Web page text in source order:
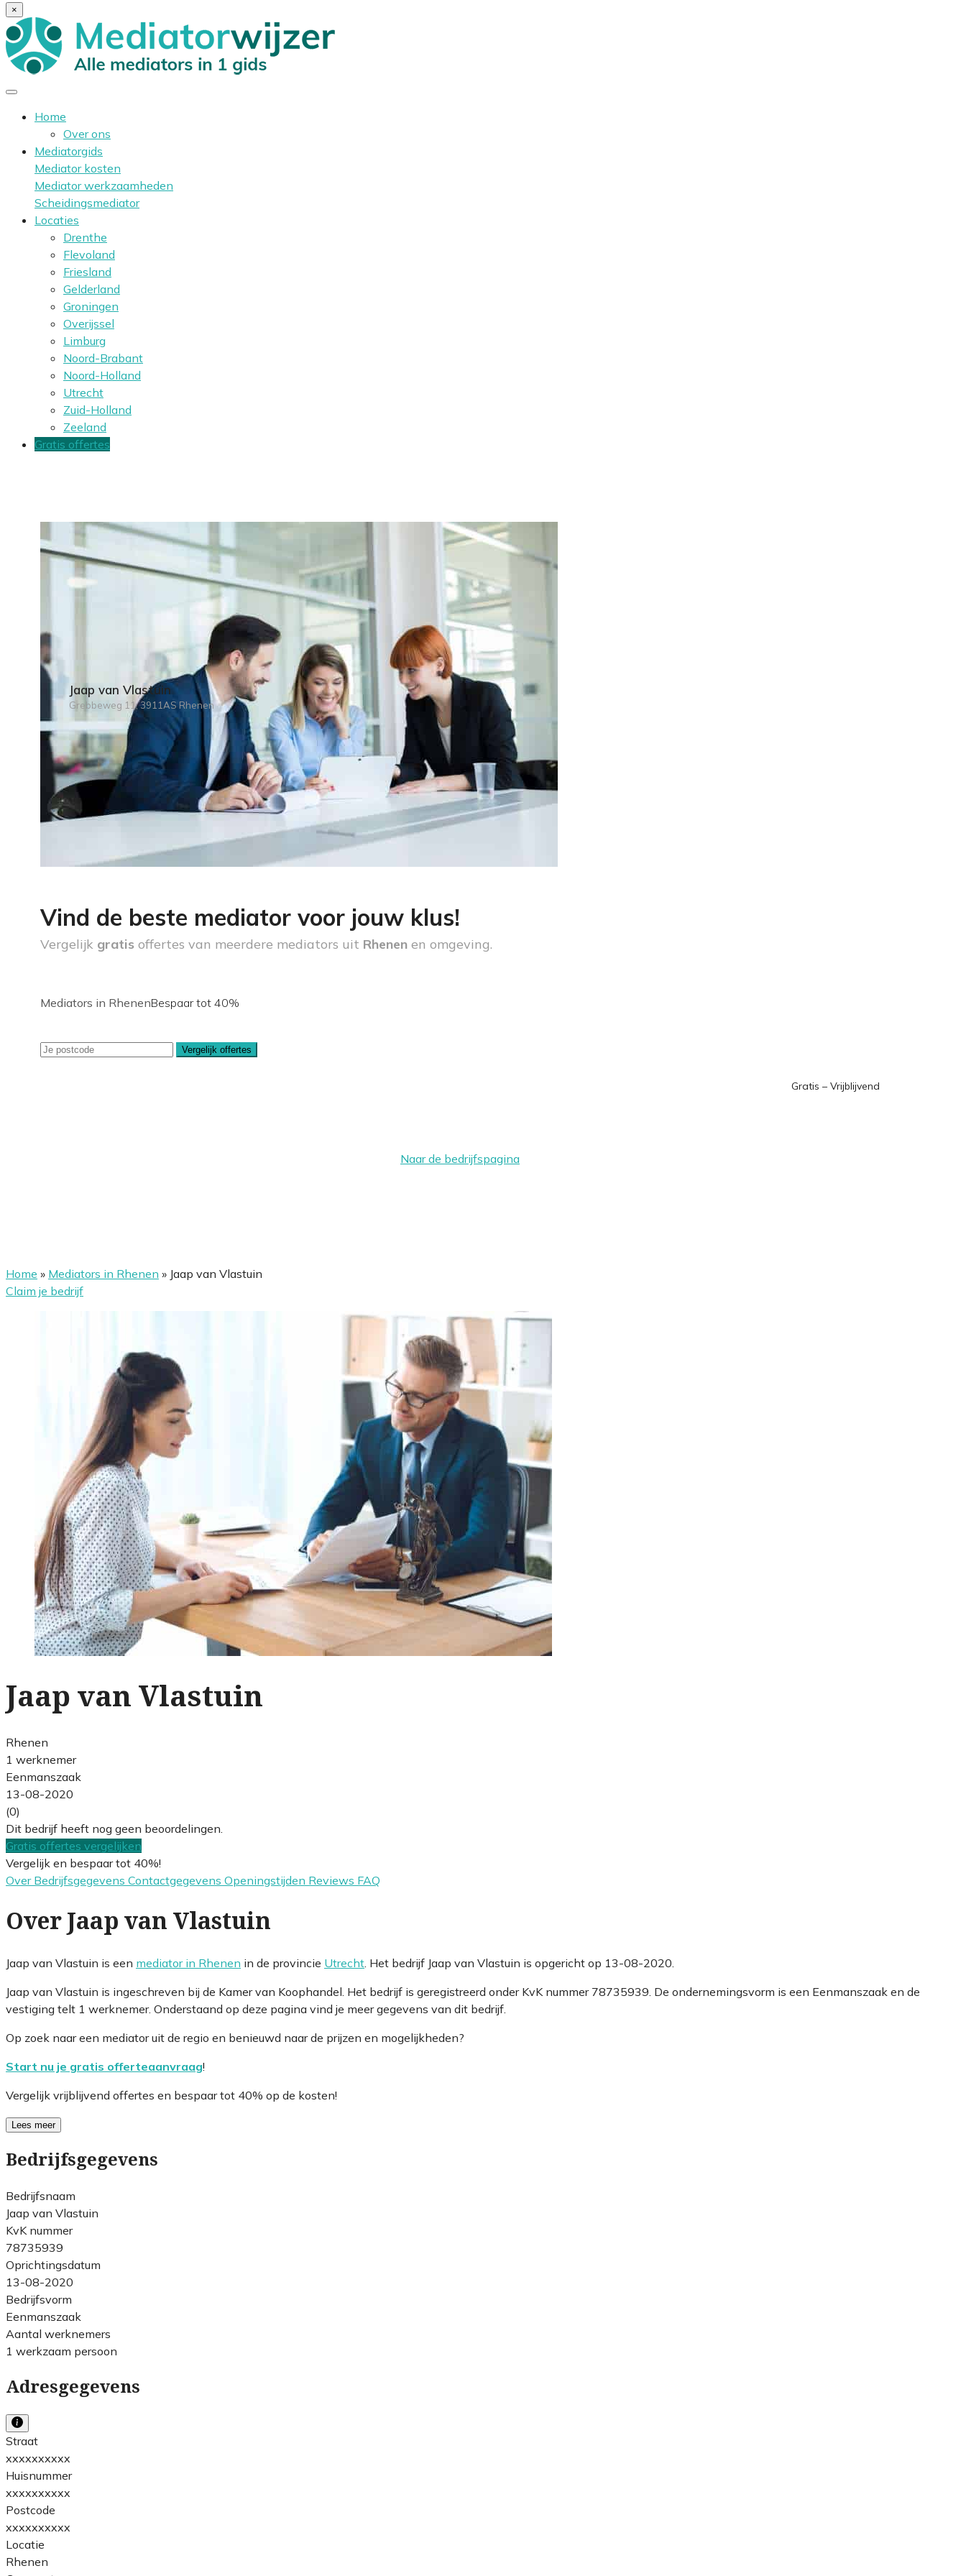
×
Home
Over ons
Mediatorgids
Mediator kosten
Mediator werkzaamheden
Scheidingsmediator
Locaties
Drenthe
Flevoland
Friesland
Gelderland
Groningen
Overijssel
Limburg
Noord-Brabant
Noord-Holland
Utrecht
Zuid-Holland
Zeeland
Gratis offertes
Jaap van Vlastuin
Grebbeweg 11, 3911AS Rhenen
Vind de beste mediator voor jouw klus!
Vergelijk gratis offertes van meerdere mediators uit Rhenen en omgeving.
Mediators in RhenenBespaar tot 40%
Vergelijk offertes
Gratis – Vrijblijvend
Naar de bedrijfspagina
Home » Mediators in Rhenen » Jaap van Vlastuin
Claim je bedrijf
Jaap van Vlastuin
Rhenen
1 werknemer
Eenmanszaak
13-08-2020
(0)
Dit bedrijf heeft nog geen beoordelingen.
Gratis offertes vergelijken
Vergelijk en bespaar tot 40%!
Over Bedrijfsgegevens Contactgegevens Openingstijden Reviews FAQ
Over Jaap van Vlastuin
Jaap van Vlastuin is een mediator in Rhenen in de provincie Utrecht . Het bedrijf Jaap van Vlastuin is opgericht op 13-08-2020.
Jaap van Vlastuin is ingeschreven bij de Kamer van Koophandel. Het bedrijf is geregistreerd onder KvK nummer 78735939. De ondernemingsvorm is een Eenmanszaak en de
vestiging telt 1 werknemer. Onderstaand op deze pagina vind je meer gegevens van dit bedrijf.
Op zoek naar een mediator uit de regio en benieuwd naar de prijzen en mogelijkheden?
Start nu je gratis offerteaanvraag!
Vergelijk vrijblijvend offertes en bespaar tot 40% op de kosten!
Lees meer
Bedrijfsgegevens
Bedrijfsnaam
Jaap van Vlastuin
KvK nummer
78735939
Oprichtingsdatum
13-08-2020
Bedrijfsvorm
Eenmanszaak
Aantal werknemers
1 werkzaam persoon
Adresgegevens
Straat
xxxxxxxxxx
Huisnummer
xxxxxxxxxx
Postcode
xxxxxxxxxx
Locatie
Rhenen